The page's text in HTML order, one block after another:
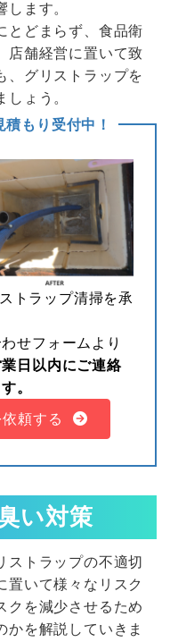
ます。
とどまらず、食品衛
店舗経営に置いて致
、グリストラップを
ょう。
もり受付中！
トラップ清掃を承
せフォームより
業日以内にご連絡
。
頼する
い対策
ストラップの不適切
置いて様々なリスク
クを減少させるため
かを解説していきま